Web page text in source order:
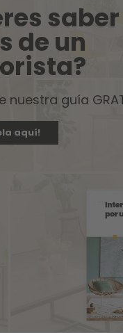
de un
nuestra guía
aquí!